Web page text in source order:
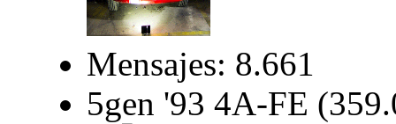
Mensajes: 8.661
5gen '93 4A-FE